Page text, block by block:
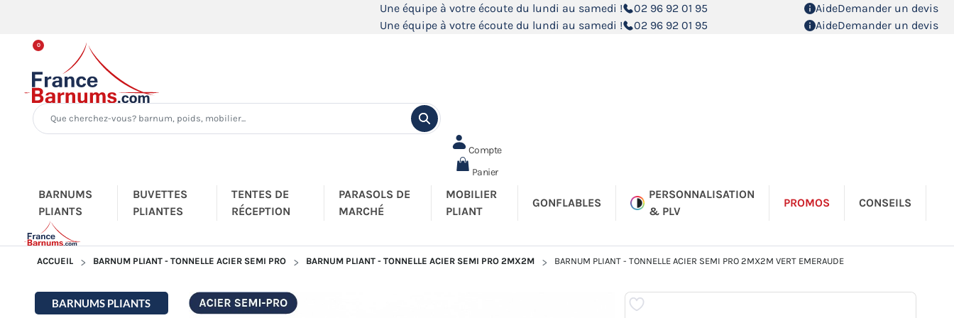
Une équipe à votre écoute du lundi au samedi ! 02 96 92 01 95 AideDemander un devis
Une équipe à votre écoute du lundi au samedi !
02 96 92 01 95 AideDemander un devis
Compte
0
Panier
BARNUMS
PLIANTS
BUVETTES
PLIANTES
TENTES DE
RÉCEPTION
PARASOLS DE
MARCHÉ
MOBILIER
PLIANT
GONFLABLES
PERSONNALISATION
& PLV
PROMOS CONSEILS
ACCUEIL BARNUM PLIANT - TONNELLE ACIER SEMI PRO BARNUM PLIANT - TONNELLE ACIER SEMI PRO 2MX2M BARNUM PLIANT - TONNELLE ACIER SEMI PRO 2MX2M VERT EMERAUDE
BARNUMS PLIANTS